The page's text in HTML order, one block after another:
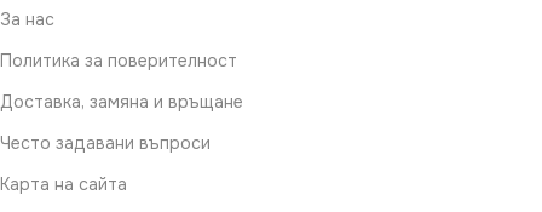
За нас
Политика за поверителност
Доставка, замяна и връщане
Често задавани въпроси
Карта на сайта